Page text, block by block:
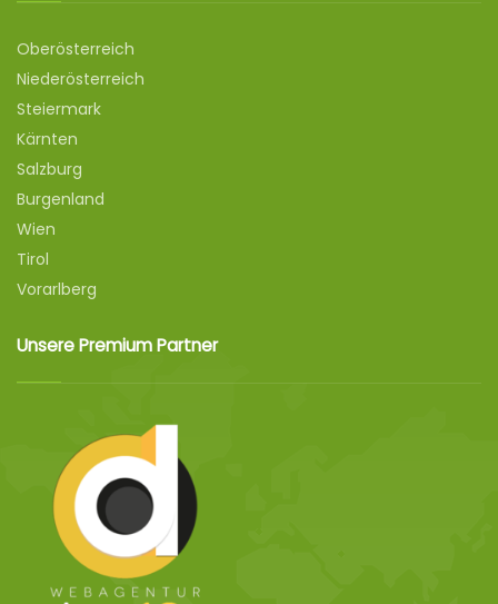
Oberösterreich
Niederösterreich
Steiermark
Kärnten
Salzburg
Burgenland
Wien
Tirol
Vorarlberg
Unsere Premium Partner